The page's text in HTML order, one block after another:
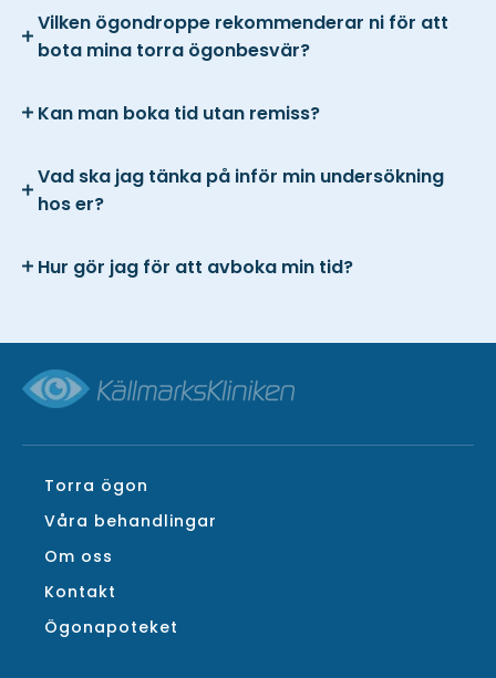
Vilken ögondroppe rekommenderar ni för att
bota mina torra ögonbesvär?
Kan man boka tid utan remiss?
Vad ska jag tänka på inför min undersökning
hos er?
Hur gör jag för att avboka min tid?
Torra ögon
Våra behandlingar
Om oss
Kontakt
Ögonapoteket